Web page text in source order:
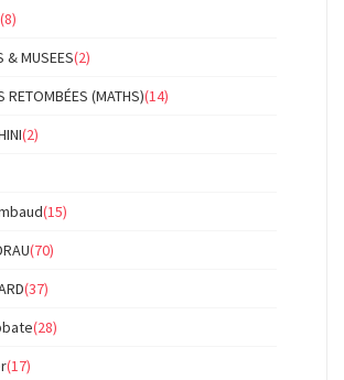
(8)
& MUSEES(2)
RETOMBÉES (MATHS)(14)
(2)
(15)
(70)
(37)
(28)
(17)